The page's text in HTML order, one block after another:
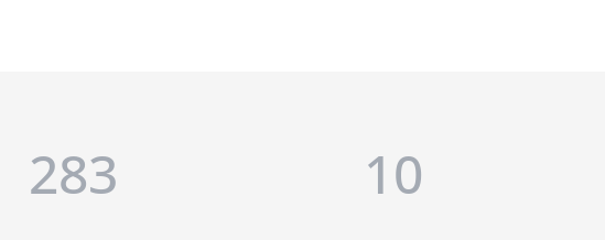
283 10